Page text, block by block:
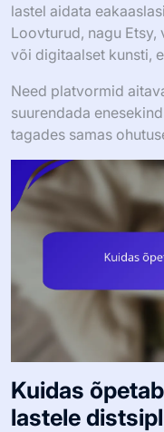
lastel aidata
Loovturud, nagu
või digitaalset kunsti,
Need platvormid
suurendada
tagades samas
Kuidas
lastele